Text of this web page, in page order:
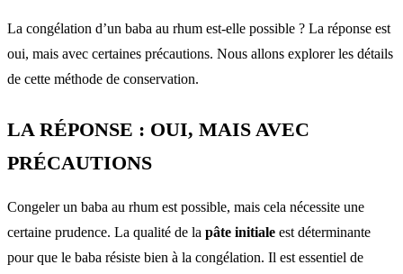
La congélation d’un baba au rhum est-elle possible ? La réponse est
oui, mais avec certaines précautions. Nous allons explorer les détails
de cette méthode de conservation.
LA RÉPONSE : OUI, MAIS AVEC
PRÉCAUTIONS
Congeler un baba au rhum est possible, mais cela nécessite une
certaine prudence. La qualité de la pâte initiale est déterminante
pour que le baba résiste bien à la congélation. Il est essentiel de